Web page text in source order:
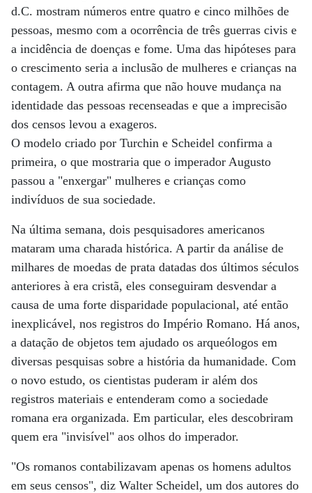
d.C. mostram números entre quatro e cinco milhões de
pessoas, mesmo com a ocorrência de três guerras civis e
a incidência de doenças e fome. Uma das hipóteses para
o crescimento seria a inclusão de mulheres e crianças na
contagem. A outra afirma que não houve mudança na
identidade das pessoas recenseadas e que a imprecisão
dos censos levou a exageros.
O modelo criado por Turchin e Scheidel confirma a
primeira, o que mostraria que o imperador Augusto
passou a "enxergar" mulheres e crianças como
indivíduos de sua sociedade.
Na última semana, dois pesquisadores americanos
mataram uma charada histórica. A partir da análise de
milhares de moedas de prata datadas dos últimos séculos
anteriores à era cristã, eles conseguiram desvendar a
causa de uma forte disparidade populacional, até então
inexplicável, nos registros do Império Romano. Há anos,
a datação de objetos tem ajudado os arqueólogos em
diversas pesquisas sobre a história da humanidade. Com
o novo estudo, os cientistas puderam ir além dos
registros materiais e entenderam como a sociedade
romana era organizada. Em particular, eles descobriram
quem era "invisível" aos olhos do imperador.
"Os romanos contabilizavam apenas os homens adultos
em seus censos", diz Walter Scheidel, um dos autores do